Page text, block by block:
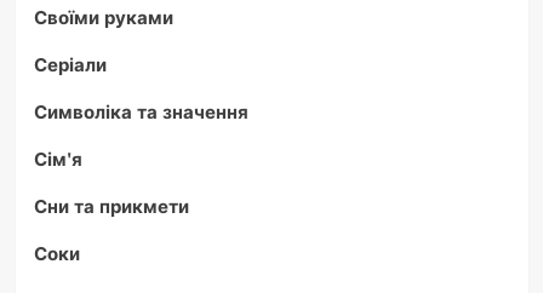
Своїми руками
Серіали
Символіка та значення
Сім'я
Сни та прикмети
Соки